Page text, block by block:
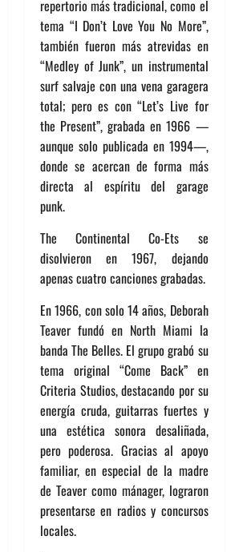
repertorio más tradicional, como el
tema “I Don’t Love You No More”,
también fueron más atrevidas en
“Medley of Junk”, un instrumental
surf salvaje con una vena garagera
total; pero es con “Let’s Live for
the Present”, grabada en 1966 —
aunque solo publicada en 1994—,
donde se acercan de forma más
directa al espíritu del garage
punk.
The Continental Co-Ets se
disolvieron en 1967, dejando
apenas cuatro canciones grabadas.
En 1966, con solo 14 años, Deborah
Teaver fundó en North Miami la
banda The Belles. El grupo grabó su
tema original “Come Back” en
Criteria Studios, destacando por su
energía cruda, guitarras fuertes y
una estética sonora desaliñada,
pero poderosa. Gracias al apoyo
familiar, en especial de la madre
de Teaver como mánager, lograron
presentarse en radios y concursos
locales.